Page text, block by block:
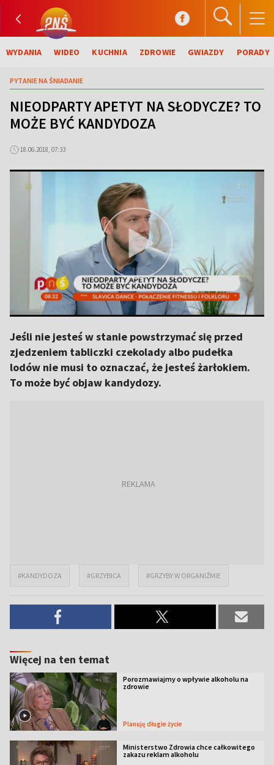
WYDANIA WIDEO KUCHNIA ZDROWIE GWIAZDY PORADY
PYTANIE NA ŚNIADANIE
NIEODPARTY APETYT NA SŁODYCZE? TO
MOŻE BYĆ KANDYDOZA
18.06.2018, 07:33
Jeśli nie jesteś w stanie powstrzymać się przed
zjedzeniem tabliczki czekolady albo pudełka
lodów nie musi to oznaczać, że jesteś żarłokiem.
To może być objaw kandydozy.
#KANDYDOZA #GRZYBICA #GRZYBY W ORGANIŹMIE
Więcej na ten temat
Porozmawiajmy o wpływie alkoholu na
zdrowie
Planuję długie życie
Ministerstwo Zdrowia chce całkowitego
zakazu reklam alkoholu